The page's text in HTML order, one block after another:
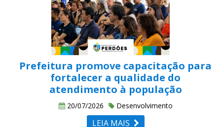
Prefeitura promove capacitação para
fortalecer a qualidade do
atendimento à população
20/07/2026 Desenvolvimento
LEIA MAIS